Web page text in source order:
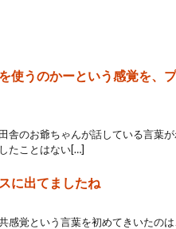
使うのかーという感覚を、
のお爺ちゃんが話している言葉が
たことはない[…]
に出てましたね
覚という言葉を初めてきいたのは